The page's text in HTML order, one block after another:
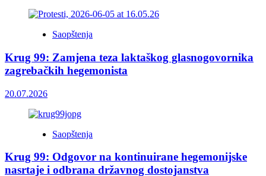
Saopštenja
Krug 99: Zamjena teza laktaškog glasnogovornika
zagrebačkih hegemonista
20.07.2026
Saopštenja
Krug 99: Odgovor na kontinuirane hegemonijske
nasrtaje i odbrana državnog dostojanstva